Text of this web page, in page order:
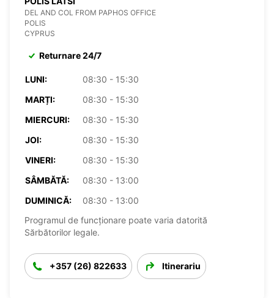
DEL AND COL FROM PAPHOS OFFICE
POLIS
CYPRUS
Returnare 24/7
LUNI:
08:30 - 15:30
MARȚI:
08:30 - 15:30
MIERCURI:
08:30 - 15:30
JOI:
08:30 - 15:30
VINERI:
08:30 - 15:30
SÂMBĂTĂ:
08:30 - 13:00
DUMINICĂ:
08:30 - 13:00
Programul de funcționare poate varia datorită
Sărbătorilor legale.
+357 (26) 822633 Itinerariu